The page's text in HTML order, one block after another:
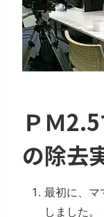
ＰＭ
の除去
最初に、マ
しました